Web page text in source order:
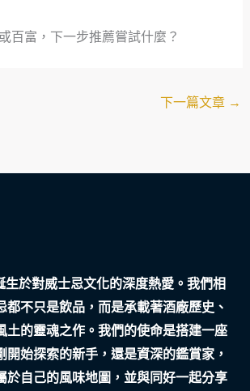
百富，下一步推薦嘗試什麼？
下一篇文章 →
於對威士忌文化的深度熱愛。我們相
都不只是飲品，而是承載著酒廠歷史、
土的靈魂之作。我們的使命是搭建一座
開始探索的新手，還是資深的鑑賞家，
於自己的風味地圖，並與同好一起分享